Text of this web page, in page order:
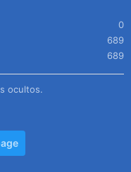
0
689
689
ocultos.